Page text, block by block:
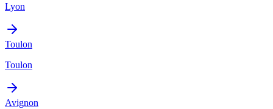
Lyon
Toulon
Toulon
Avignon